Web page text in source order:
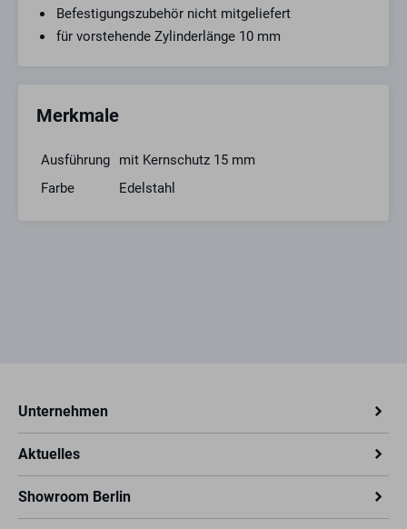
Befestigungszubehör nicht mitgeliefert
für vorstehende Zylinderlänge 10 mm
Merkmale
Ausführung
mit Kernschutz 15 mm
Farbe
Edelstahl
Unternehmen
Aktuelles
Showroom Berlin